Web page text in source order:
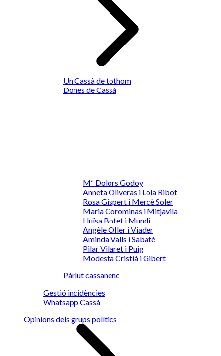
Un Cassà de tothom
Dones de Cassà
Mª Dolors Godoy
Anneta Oliveras i Lola Ribot
Rosa Gispert i Mercè Soler
Maria Corominas i Mitjavila
Lluïsa Botet i Mundi
Angèle OIler i Viader
Aminda Valls i Sabaté
Pilar Vilaret i Puig
Modesta Cristià i Gibert
Pàrlut cassanenc
Gestió incidències
Whatsapp Cassà
Opinions dels grups polítics